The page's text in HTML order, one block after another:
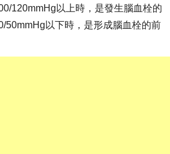
120mmHg以上時，是發生腦血栓的
50mmHg以下時，是形成腦血栓的前